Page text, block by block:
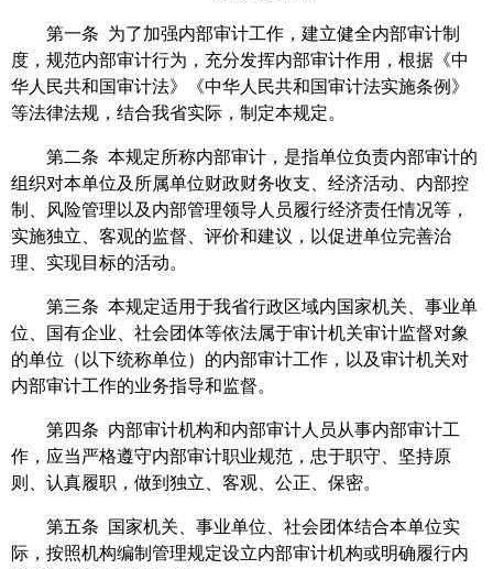
第一条 为了加强内部审计工作，建立健全内部审计制
度，规范内部审计行为，充分发挥内部审计作用，根据《中
华人民共和国审计法》《中华人民共和国审计法实施条例》
等法律法规，结合我省实际，制定本规定。
第二条 本规定所称内部审计，是指单位负责内部审计的
组织对本单位及所属单位财政财务收支、经济活动、内部控
制、风险管理以及内部管理领导人员履行经济责任情况等，
实施独立、客观的监督、评价和建议，以促进单位完善治
理、实现目标的活动。
第三条 本规定适用于我省行政区域内国家机关、事业单
位、国有企业、社会团体等依法属于审计机关审计监督对象
的单位（以下统称单位）的内部审计工作，以及审计机关对
内部审计工作的业务指导和监督。
第四条 内部审计机构和内部审计人员从事内部审计工
作，应当严格遵守内部审计职业规范，忠于职守、坚持原
则、认真履职，做到独立、客观、公正、保密。
第五条 国家机关、事业单位、社会团体结合本单位实
际，按照机构编制管理规定设立内部审计机构或明确履行内